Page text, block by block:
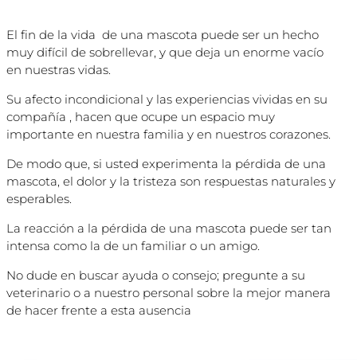
El fin de la vida de una mascota puede ser un hecho
muy difícil de sobrellevar, y que deja un enorme vacío
en nuestras vidas.
Su afecto incondicional y las experiencias vividas en su
compañía , hacen que ocupe un espacio muy
importante en nuestra familia y en nuestros corazones.
De modo que, si usted experimenta la pérdida de una
mascota, el dolor y la tristeza son respuestas naturales y
esperables.
La reacción a la pérdida de una mascota puede ser tan
intensa como la de un familiar o un amigo.
No dude en buscar ayuda o consejo; pregunte a su
veterinario o a nuestro personal sobre la mejor manera
de hacer frente a esta ausencia